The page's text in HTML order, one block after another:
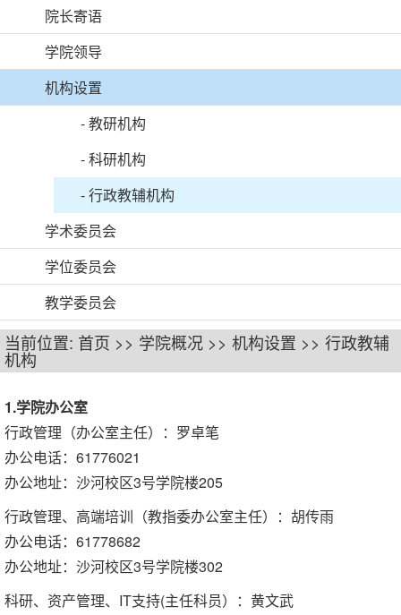
院长寄语
学院领导
机构设置
-教研机构
-科研机构
-行政教辅机构
学术委员会
学位委员会
教学委员会
当前位置: 首页 >> 学院概况 >> 机构设置 >> 行政教辅
机构
1.学院办公室
行政管理（办公室主任）：罗卓笔
办公电话：61776021
办公地址：沙河校区3号学院楼205
行政管理、高端培训（教指委办公室主任）：胡传雨
办公电话：61778682
办公地址：沙河校区3号学院楼302
科研、资产管理、IT支持(主任科员）：黄文武